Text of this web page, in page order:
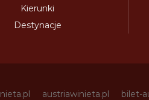
Kierunki
Destynacje
austriawinieta.pl bilet-